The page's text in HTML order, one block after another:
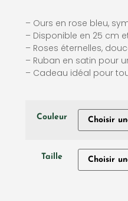
– Ours en rose bleu,
– Disponible en 25 cm
– Roses éternelles,
– Ruban en satin pour
– Cadeau idéal pour
Couleur
Taille